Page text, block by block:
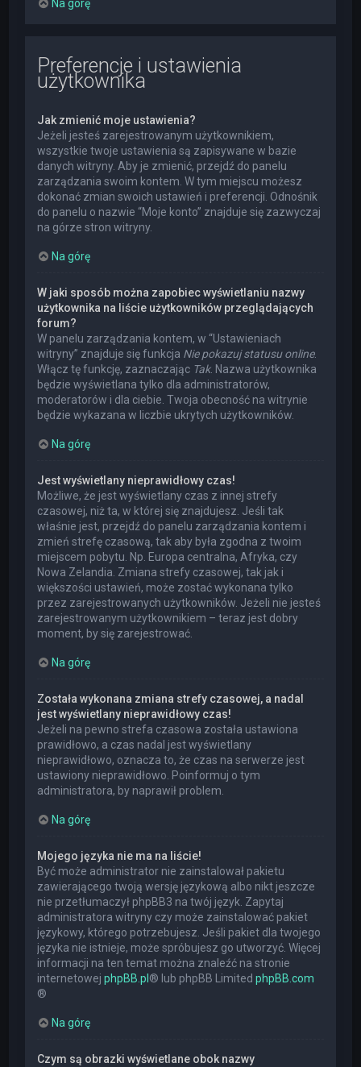
Na górę
Preferencje i ustawienia
użytkownika
Jak zmienić moje ustawienia?
Jeżeli jesteś zarejestrowanym użytkownikiem,
wszystkie twoje ustawienia są zapisywane w bazie
danych witryny. Aby je zmienić, przejdź do panelu
zarządzania swoim kontem. W tym miejscu możesz
dokonać zmian swoich ustawień i preferencji. Odnośnik
do panelu o nazwie “Moje konto” znajduje się zazwyczaj
na górze stron witryny.
Na górę
W jaki sposób można zapobiec wyświetlaniu nazwy
użytkownika na liście użytkowników przeglądających
forum?
W panelu zarządzania kontem, w “Ustawieniach
witryny” znajduje się funkcja Nie pokazuj statusu online.
Włącz tę funkcję, zaznaczając Tak. Nazwa użytkownika
będzie wyświetlana tylko dla administratorów,
moderatorów i dla ciebie. Twoja obecność na witrynie
będzie wykazana w liczbie ukrytych użytkowników.
Na górę
Jest wyświetlany nieprawidłowy czas!
Możliwe, że jest wyświetlany czas z innej strefy
czasowej, niż ta, w której się znajdujesz. Jeśli tak
właśnie jest, przejdź do panelu zarządzania kontem i
zmień strefę czasową, tak aby była zgodna z twoim
miejscem pobytu. Np. Europa centralna, Afryka, czy
Nowa Zelandia. Zmiana strefy czasowej, tak jak i
większości ustawień, może zostać wykonana tylko
przez zarejestrowanych użytkowników. Jeżeli nie jesteś
zarejestrowanym użytkownikiem – teraz jest dobry
moment, by się zarejestrować.
Na górę
Została wykonana zmiana strefy czasowej, a nadal
jest wyświetlany nieprawidłowy czas!
Jeżeli na pewno strefa czasowa została ustawiona
prawidłowo, a czas nadal jest wyświetlany
nieprawidłowo, oznacza to, że czas na serwerze jest
ustawiony nieprawidłowo. Poinformuj o tym
administratora, by naprawił problem.
Na górę
Mojego języka nie ma na liście!
Być może administrator nie zainstalował pakietu
zawierającego twoją wersję językową albo nikt jeszcze
nie przetłumaczył phpBB3 na twój język. Zapytaj
administratora witryny czy może zainstalować pakiet
językowy, którego potrzebujesz. Jeśli pakiet dla twojego
języka nie istnieje, może spróbujesz go utworzyć. Więcej
informacji na ten temat można znaleźć na stronie
internetowejphpBB.pl ® lub phpBB LimitedphpBB.com
®
Na górę
Czym są obrazki wyświetlane obok nazwy